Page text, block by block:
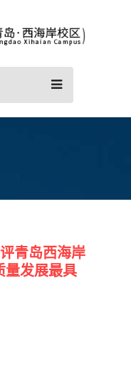
青岛西海岸
量发展最具